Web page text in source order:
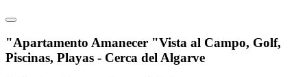
"Apartamento Amanecer "Vista al Campo, Golf,
Piscinas, Playas - Cerca del Algarve